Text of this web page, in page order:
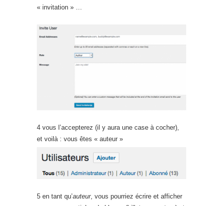
« invitation » …
4 vous l’accepterez (il y aura une case à cocher),
et voilà : vous êtes « auteur »
5 en tant qu’auteur, vous pourriez écrire et afficher